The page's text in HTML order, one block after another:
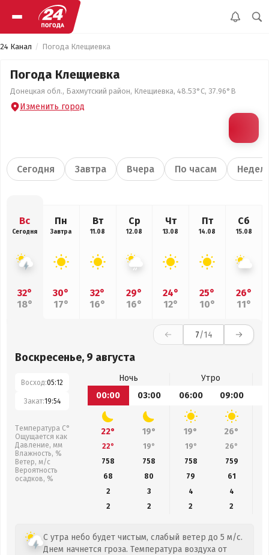
24 Канал Погода Клещиевка
Погода Клещиевка
Донецкая обл., Бахмутский район, Клещиевка, 48.53°С, 37.96°В
Изменить город
Сегодня Завтра Вчера По часам
Вс
Сегодня
32°
18°
Пн
Завтра
30°
17°
Вт
11.08
32°
16°
Ср
12.08
29°
16°
Чт
13.08
24°
12°
Пт
14.08
25°
10°
Сб
15.08
26°
11°
7/14
Воскресенье, 9 августа
Восход:05:12
Закат:19:54
Температура С°
Ощущается как
Давление, мм
Влажность, %
Ветер, м/с
Вероятность
осадков, %
Ночь
Утро
00:00
03:00 06:00 09:00
22° 19° 19° 26°
22° 19° 19° 26°
758
758 758 759
68
80 79 61
2
3 4
4
2
2 2 2
С утра небо будет чистым, слабый ветер до 5 м/с.
Днем начнется гроза. Температура воздуха от